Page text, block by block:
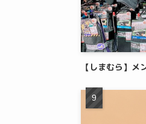
【しまむら】